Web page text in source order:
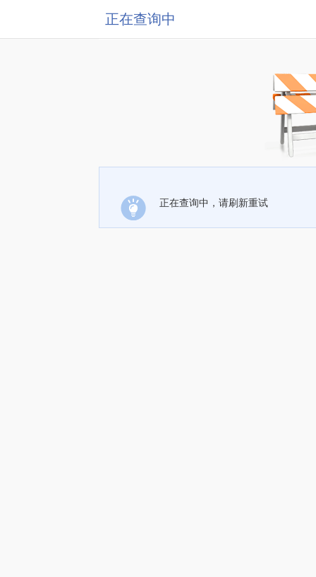
正在查询中
正在查询中，请刷新重试